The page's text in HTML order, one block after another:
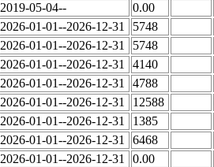
2019-05-04-- 0.00
2026-01-01--2026-12-31 5748
2026-01-01--2026-12-31 5748
2026-01-01--2026-12-31 4140
2026-01-01--2026-12-31 4788
2026-01-01--2026-12-31 12588
2026-01-01--2026-12-31 1385
2026-01-01--2026-12-31 6468
2026-01-01--2026-12-31 0.00